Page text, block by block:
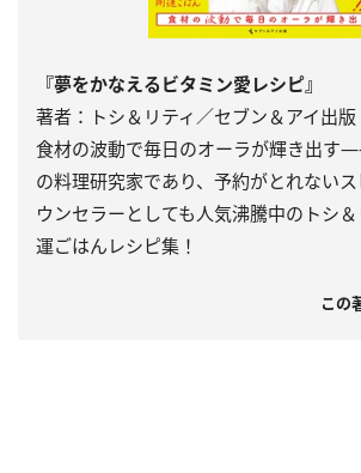
『夢をかなえるビタミン愛レシピ』
著者：トシ＆リティ／セブン＆アイ出版
食材の波動で毎日のオーラが輝き出す
の料理研究家であり、予約がとれない
ウンセラーとしても人気沸騰中のトシ
運ごはんレシピ集！
この